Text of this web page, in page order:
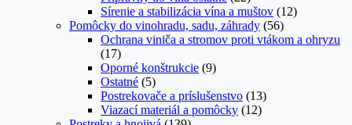
Sírenie a stabilizácia vína a muštov (12)
Pomôcky do vinohradu, sadu, záhrady (56)
Ochrana viniča a stromov proti vtákom a ohryzu
(17)
Oporné konštrukcie (9)
Ostatné (5)
Postrekovače a príslušenstvo (13)
Viazací materiál a pomôcky (12)